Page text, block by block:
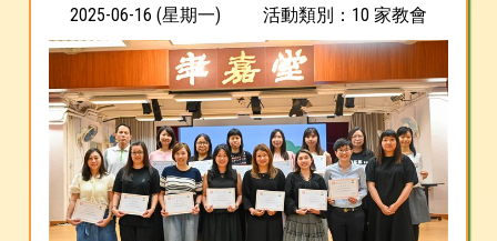
2025-06-16 (星期一) 活動類別：10 家教會